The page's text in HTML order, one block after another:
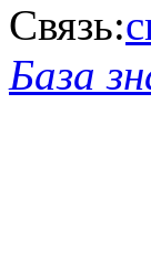
Связь:
База